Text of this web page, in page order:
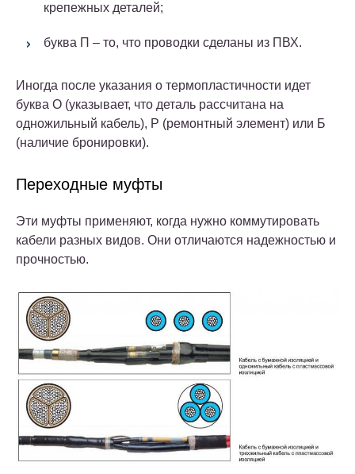
крепежных деталей;
буква П – то, что проводки сделаны из ПВХ.
Иногда после указания о термопластичности идет
буква О (указывает, что деталь рассчитана на
одножильный кабель), Р (ремонтный элемент) или Б
(наличие бронировки).
Переходные муфты
Эти муфты применяют, когда нужно коммутировать
кабели разных видов. Они отличаются надежностью и
прочностью.